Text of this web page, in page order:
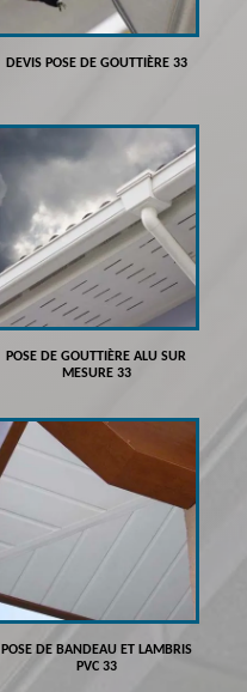
DEVIS POSE DE GOUTTIÈRE 33
POSE DE GOUTTIÈRE ALU SUR
MESURE 33
POSE DE BANDEAU ET LAMBRIS
PVC 33